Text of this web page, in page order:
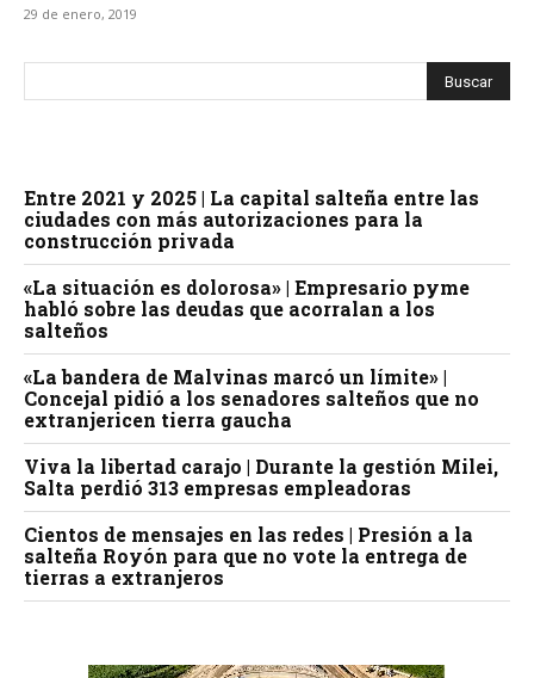
29 de enero, 2019
Entre 2021 y 2025 | La capital salteña entre las
ciudades con más autorizaciones para la
construcción privada
«La situación es dolorosa» | Empresario pyme
habló sobre las deudas que acorralan a los
salteños
«La bandera de Malvinas marcó un límite» |
Concejal pidió a los senadores salteños que no
extranjericen tierra gaucha
Viva la libertad carajo | Durante la gestión Milei,
Salta perdió 313 empresas empleadoras
Cientos de mensajes en las redes | Presión a la
salteña Royón para que no vote la entrega de
tierras a extranjeros